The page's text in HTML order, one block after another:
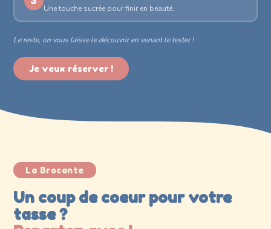
Une touche sucrée pour finir en beauté.
Le reste, on vous laisse le découvrir en venant le tester !
Je veux réserver !
La Brocante
Un coup de coeur pour votre
tasse ?